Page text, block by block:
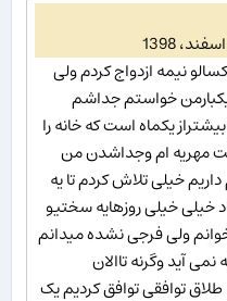
نیمه ازدواج کردم ولی
خواستم جداشم
یکماه است که خانه را
مهریه ام وجداشدن من
خیلی تلاش کردم تا یه
خیلی خیلی روزهایه سختیو
ولی فرجی نشده میدانم
آید وگرنه تاالان
توافقی توافق کردیم یک